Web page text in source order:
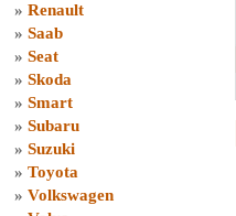
» Renault
» Saab
» Seat
» Skoda
» Smart
» Subaru
» Suzuki
» Toyota
» Volkswagen